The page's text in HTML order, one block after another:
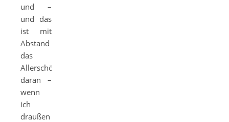
und –
und das
ist mit
Abstand
das
Allerschönste
daran –
wenn
ich
draußen